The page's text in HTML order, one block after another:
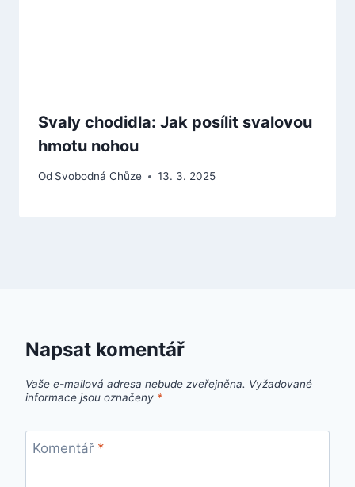
Svaly chodidla: Jak posílit svalovou
hmotu nohou
Od Svobodná Chůze 13. 3. 2025
Napsat komentář
Vaše e-mailová adresa nebude zveřejněna. Vyžadované
informace jsou označeny *
Komentář *